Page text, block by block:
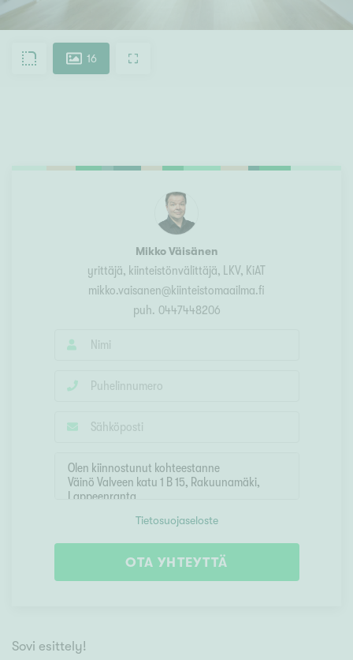
16
Mikko Väisänen
yrittäjä, kiinteistönvälittäjä, LKV, KiAT
mikko.vaisanen@kiinteistomaailma.fi
puh. 0447448206
Tietosuojaseloste
OTA YHTEYTTÄ
Sovi esittely!